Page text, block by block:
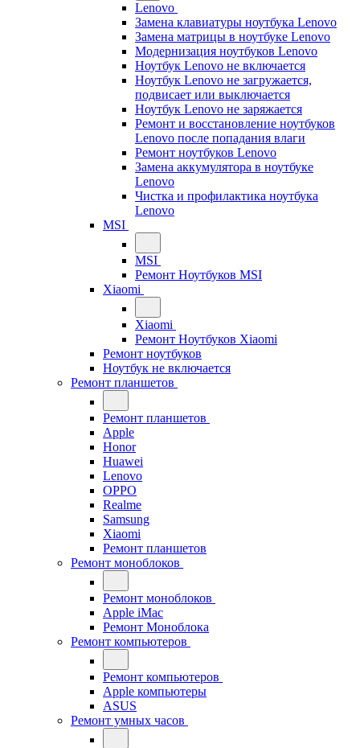
Lenovo
Замена клавиатуры ноутбука Lenovo
Замена матрицы в ноутбуке Lenovo
Модернизация ноутбуков Lenovo
Ноутбук Lenovo не включается
Ноутбук Lenovo не загружается,
подвисает или выключается
Ноутбук Lenovo не заряжается
Ремонт и восстановление ноутбуков
Lenovo после попадания влаги
Ремонт ноутбуков Lenovo
Замена аккумулятора в ноутбуке
Lenovo
Чистка и профилактика ноутбука
Lenovo
MSI
MSI
Ремонт Ноутбуков MSI
Xiaomi
Xiaomi
Ремонт Ноутбуков Xiaomi
Ремонт ноутбуков
Ноутбук не включается
Ремонт планшетов
Ремонт планшетов
Apple
Honor
Huawei
Lenovo
OPPO
Realme
Samsung
Xiaomi
Ремонт планшетов
Ремонт моноблоков
Ремонт моноблоков
Apple iMac
Ремонт Моноблока
Ремонт компьютеров
Ремонт компьютеров
Apple компьютеры
ASUS
Ремонт умных часов